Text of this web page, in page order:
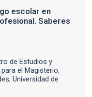
escolar en
Saberes
de Estudios y
el Magisterio,
Universidad de